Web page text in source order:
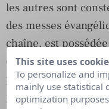
les autres sont
des messes
chaîne, est
ou encore des
présentateurs
populiste en
This site uses
To personalize and
mainly use statistical
optimization